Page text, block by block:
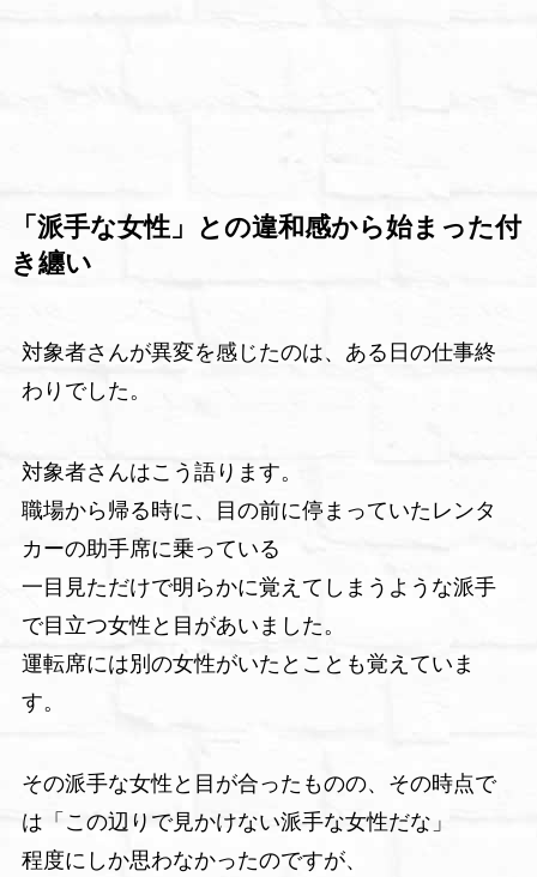
「派手な女性」との違和感から始まった付
き纏い
対象者さんが異変を感じたのは、ある日の仕事終
わりでした。
対象者さんはこう語ります。
職場から帰る時に、目の前に停まっていたレンタ
カーの助手席に乗っている
一目見ただけで明らかに覚えてしまうような派手
で目立つ女性と目があいました。
運転席には別の女性がいたとことも覚えていま
す。
その派手な女性と目が合ったものの、その時点で
は「この辺りで見かけない派手な女性だな」
程度にしか思わなかったのですが、